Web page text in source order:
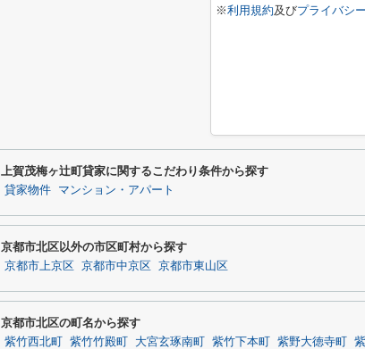
※利用規約及びプライバシ
上賀茂梅ヶ辻町貸家に関するこだわり条件から探す
貸家物件 マンション・アパート
京都市北区以外の市区町村から探す
京都市上京区 京都市中京区 京都市東山区
京都市北区の町名から探す
紫竹西北町 紫竹竹殿町 大宮玄琢南町 紫竹下本町 紫野大徳寺町